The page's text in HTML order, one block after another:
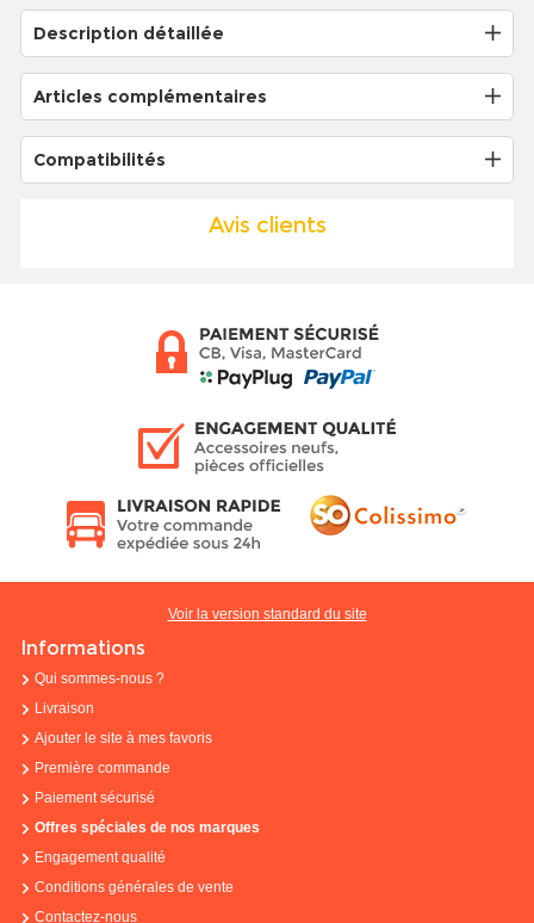
Description détaillée
Articles complémentaires
Compatibilités
Avis clients
Voir la version standard du site
Informations
Qui sommes-nous ?
Livraison
Ajouter le site à mes favoris
Première commande
Paiement sécurisé
Offres spéciales de nos marques
Engagement qualité
Conditions générales de vente
Contactez-nous